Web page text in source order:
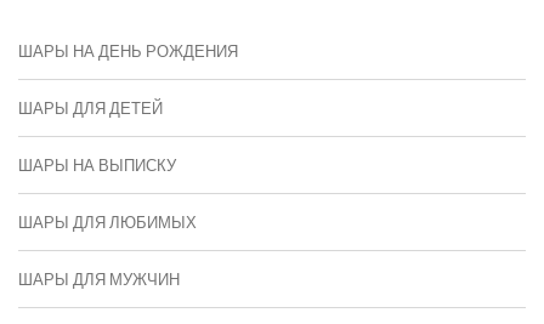
ШАРЫ НА ДЕНЬ РОЖДЕНИЯ
ШАРЫ ДЛЯ ДЕТЕЙ
ШАРЫ НА ВЫПИСКУ
ШАРЫ ДЛЯ ЛЮБИМЫХ
ШАРЫ ДЛЯ МУЖЧИН